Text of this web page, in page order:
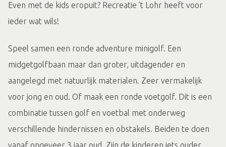
Even met de kids eropuit? Recreatie ’t Lohr heeft voor
ieder wat wils!
Speel samen een ronde adventure minigolf. Een
midgetgolfbaan maar dan groter, uitdagender en
aangelegd met natuurlijk materialen. Zeer vermakelijk
voor jong en oud. Of maak een ronde voetgolf. Dit is een
combinatie tussen golf en voetbal met onderweg
verschillende hindernissen en obstakels. Beiden te doen
vanaf ongeveer 3 jaar oud. Zijn de kinderen iets ouder